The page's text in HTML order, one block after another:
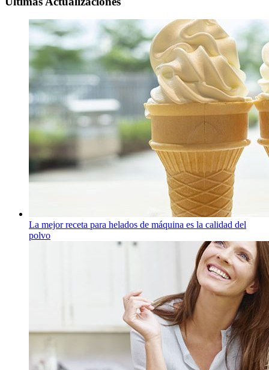
La mejor receta para helados de máquina es la calidad del
polvo